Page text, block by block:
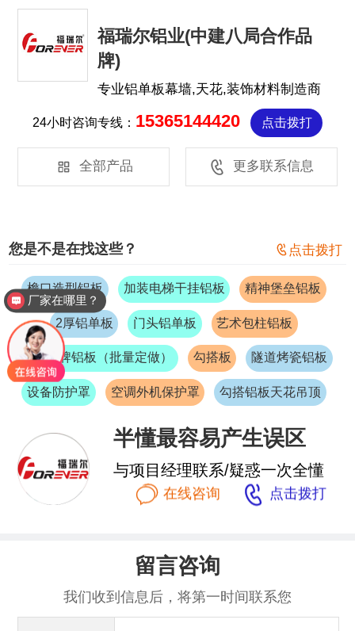
福瑞尔铝业(中建八局合作品
牌)
专业铝单板幕墙,天花,装饰材料制造商
24小时咨询专线： 15365144420 点击拨打
 全部产品  更多联系信息
您是不是在找这些？  点击拨打
檐口造型铝板 加装电梯干挂铝板 精神堡垒铝板
2厚铝单板 门头铝单板 艺术包柱铝板
标识标牌铝板（批量定做） 勾搭板 隧道烤瓷铝板
设备防护罩 空调外机保护罩 勾搭铝板天花吊顶
半懂最容易产生误区
与项目经理联系/疑惑一次全懂
 在线咨询  点击拨打
留言咨询
我们收到信息后，将第一时间联系您
厂家在哪里？